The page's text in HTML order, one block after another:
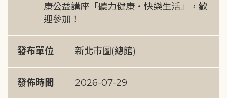
康公益講座「聽力健康・快樂生活」，歡
迎參加！
發布單位 新北市圖(總館)
發佈時間 2026-07-29